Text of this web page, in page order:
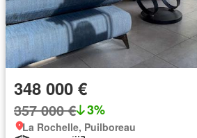
348 000 €
357 000 € 3%
La Rochelle, Puilboreau